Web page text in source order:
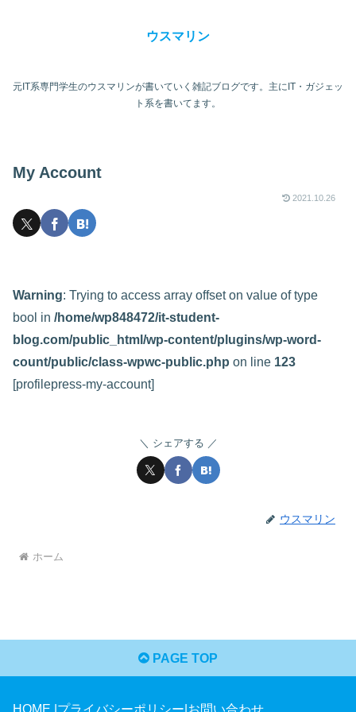
ウスマリン
元IT系専門学生のウスマリンが書いていく雑記ブログです。主にIT・ガジェッ
ト系を書いてます。
My Account
2021.10.26
Warning: Trying to access array offset on value of type
bool in /home/wp848472/it-student-
blog.com/public_html/wp-content/plugins/wp-word-
count/public/class-wpwc-public.php on line 123
[profilepress-my-account]
シェアする
ウスマリン
ホーム
PAGE TOP
HOME プライバシーポリシー お問い合わせ